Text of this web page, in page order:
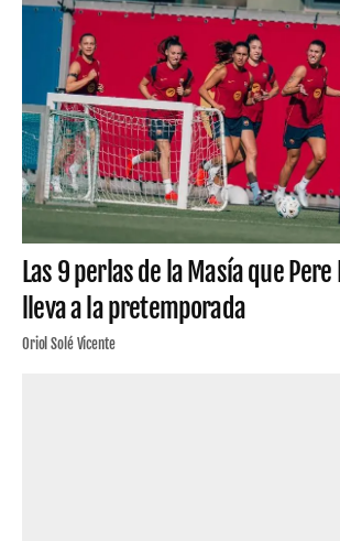
Las 9 perlas de la Masía que Pere
lleva a la pretemporada
Oriol Solé Vicente